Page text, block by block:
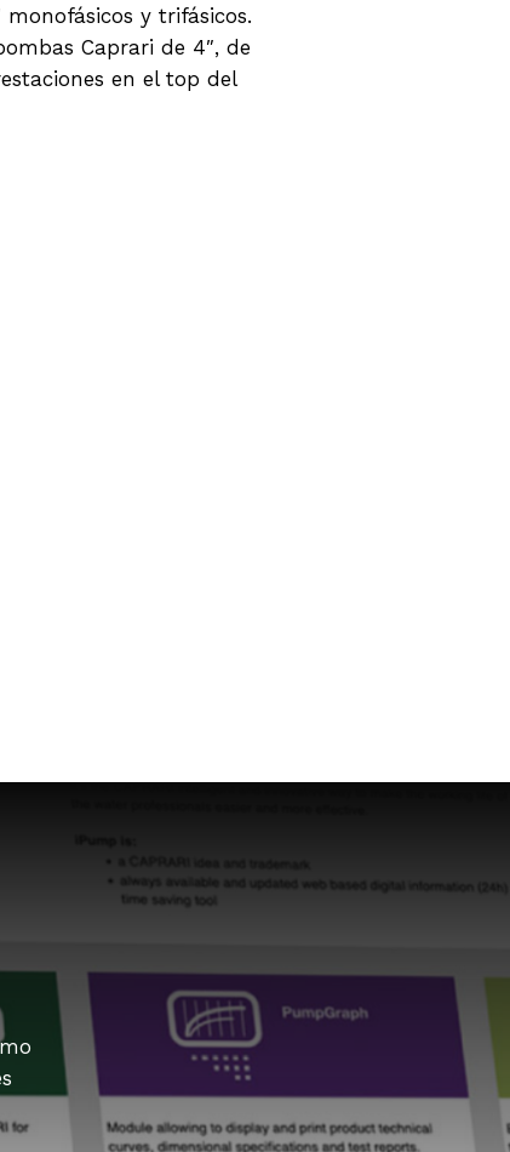
y trifásicos.
Caprari de 4″, de
en el top del